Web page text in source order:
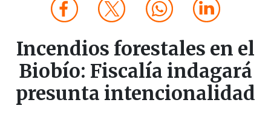
Incendios forestales en el
Biobío: Fiscalía indagará
presunta intencionalidad